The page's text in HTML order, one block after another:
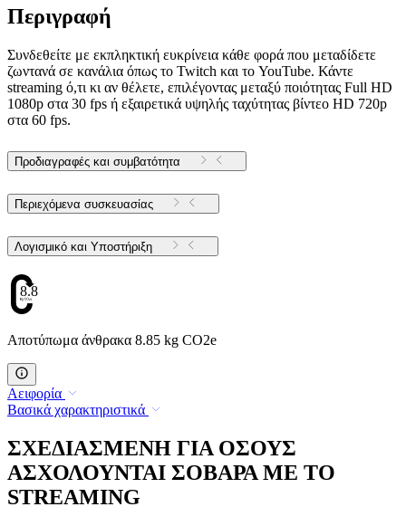
Περιγραφή
Συνδεθείτε με εκπληκτική ευκρίνεια κάθε φορά που μεταδίδετε
ζωντανά σε κανάλια όπως το Twitch και το YouTube. Κάντε
streaming ό,τι κι αν θέλετε, επιλέγοντας μεταξύ ποιότητας Full HD
1080p στα 30 fps ή εξαιρετικά υψηλής ταχύτητας βίντεο HD 720p
στα 60 fps.
Προδιαγραφές και συμβατότητα
Περιεχόμενα συσκευασίας
Λογισμικό και Υποστήριξη
8.85
Αποτύπωμα άνθρακα 8.85 kg CO2e
Αειφορία
Βασικά χαρακτηριστικά
ΣΧΕΔΙΑΣΜΕΝΗ ΓΙΑ ΟΣΟΥΣ
ΑΣΧΟΛΟΥΝΤΑΙ ΣΟΒΑΡΑ ΜΕ ΤΟ
STREAMING